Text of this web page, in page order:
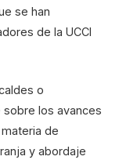
se han
de la UCCI
o
los avances
de
y abordaje